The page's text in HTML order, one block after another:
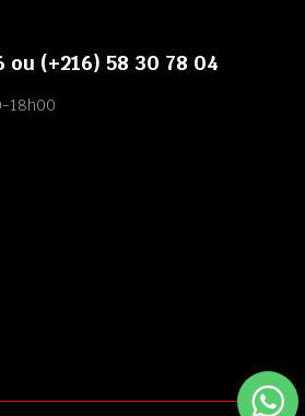
ou (+216) 58 30 78 04
18h00